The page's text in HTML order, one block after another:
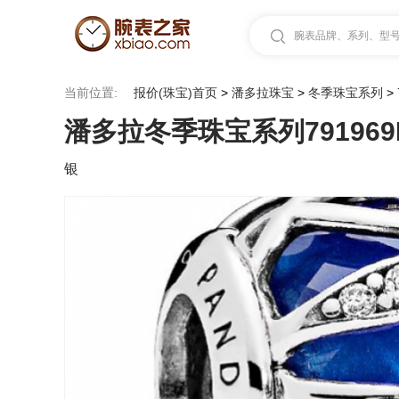
腕表品牌、系列、型
当前位置: 报价(珠宝)首页 > 潘多拉珠宝 > 冬季珠宝系列 >
潘多拉冬季珠宝系列
银